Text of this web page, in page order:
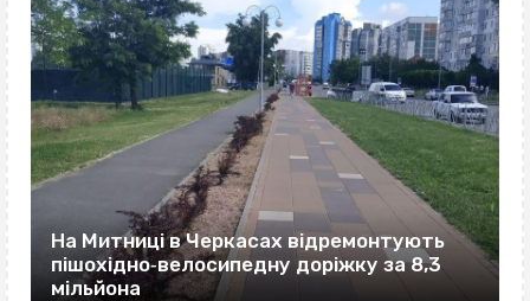
На Митниці в Черкасах відремонтують
пішохідно‐велосипедну доріжку за 8,3
мільйона